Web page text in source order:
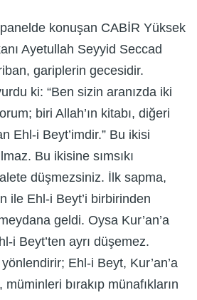
panelde konuşan CABİR Yüksek
Ayetullah Seyyid Seccad
gariplerin gecesidir.
ki: “Ben sizin aranızda iki
biri Allah’ın kitabı, diğeri
Ehl-i Beyt’imdir.” Bu ikisi
Bu ikisine sımsıkı
düşmezsiniz. İlk sapma,
ile Ehl-i Beyt’i birbirinden
geldi. Oysa Kur’an’a
i Beyt’ten ayrı düşemez.
Ehl-i Beyt, Kur’an’a
bırakıp münafıkların